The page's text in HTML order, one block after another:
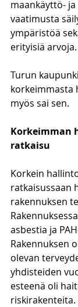
maankäyttö-
vaatimusta
ympäristöä
erityisiä arvoja.
Turun
korkeimmasta
myös sai sen.
Korkeimman
ratkaisu
Korkein
ratkaisussaan
rakennuksen
asbestia ja
Rakennuksen
olevan
yhdisteiden
esteenä oli